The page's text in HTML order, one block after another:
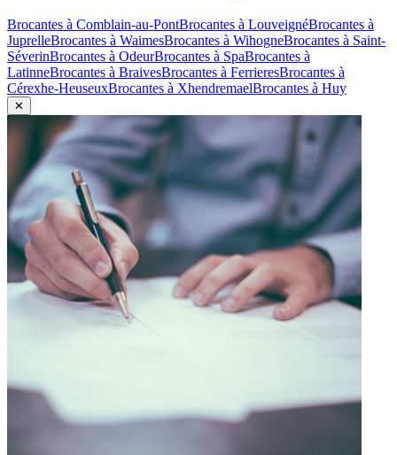
Brocantes à Comblain-au-PontBrocantes à LouveignéBrocantes à
JuprelleBrocantes à WaimesBrocantes à WihogneBrocantes à Saint-
SéverinBrocantes à OdeurBrocantes à SpaBrocantes à
LatinneBrocantes à BraivesBrocantes à FerrieresBrocantes à
Cérexhe-HeuseuxBrocantes à XhendremaelBrocantes à Huy
✕